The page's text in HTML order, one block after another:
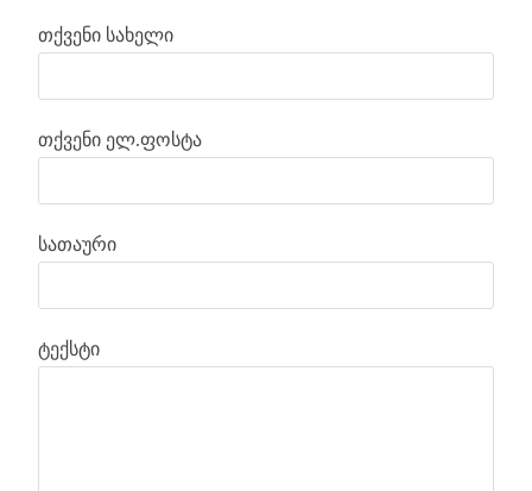
თქვენი სახელი
თქვენი ელ.ფოსტა
სათაური
ტექსტი